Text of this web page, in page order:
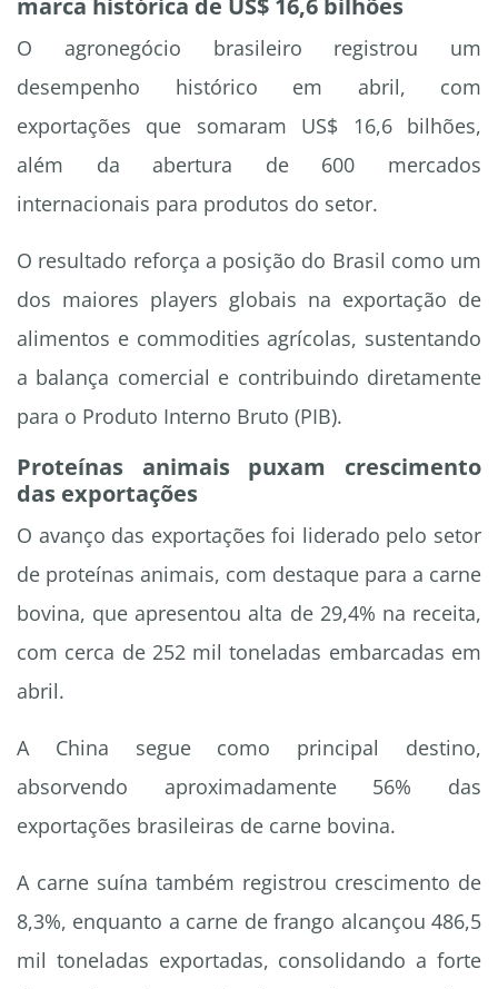
marca histórica de US$ 16,6 bilhões
O agronegócio brasileiro registrou um
desempenho histórico em abril, com
exportações que somaram US$ 16,6 bilhões,
além da abertura de 600 mercados
internacionais para produtos do setor.
O resultado reforça a posição do Brasil como um
dos maiores players globais na exportação de
alimentos e commodities agrícolas, sustentando
a balança comercial e contribuindo diretamente
para o Produto Interno Bruto (PIB).
Proteínas animais puxam crescimento
das exportações
O avanço das exportações foi liderado pelo setor
de proteínas animais, com destaque para a carne
bovina, que apresentou alta de 29,4% na receita,
com cerca de 252 mil toneladas embarcadas em
abril.
A China segue como principal destino,
absorvendo aproximadamente 56% das
exportações brasileiras de carne bovina.
A carne suína também registrou crescimento de
8,3%, enquanto a carne de frango alcançou 486,5
mil toneladas exportadas, consolidando a forte